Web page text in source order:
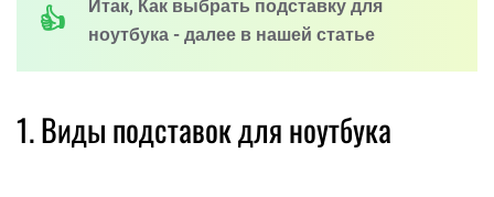
Итак, Как выбрать подставку для
ноутбука - далее в нашей статье
1. Виды подставок для ноутбука